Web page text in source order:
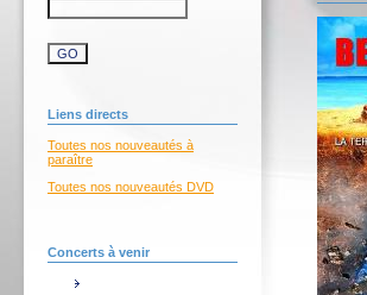
Liens directs
Toutes nos nouveautés à
paraître
Toutes nos nouveautés DVD
Concerts à venir